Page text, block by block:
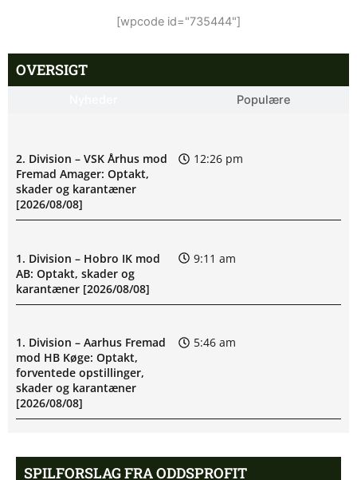
[wpcode id="735444"]
OVERSIGT
Populære
2. Division – VSK Århus mod
Fremad Amager: Optakt,
skader og karantæner
[2026/08/08]
12:26 pm
1. Division – Hobro IK mod
AB: Optakt, skader og
karantæner [2026/08/08]
9:11 am
1. Division – Aarhus Fremad
mod HB Køge: Optakt,
forventede opstillinger,
skader og karantæner
[2026/08/08]
5:46 am
Atlético forbereder bud på
Tottenham-anfører
10:23 pm
SPILFORSLAG FRA ODDSPROFIT